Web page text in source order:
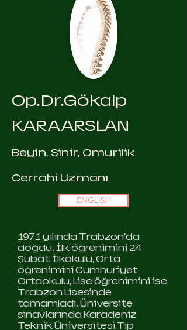
Op.Dr.Gökalp
KARAARSLAN
Beyin, Sinir, Omurilik
Cerrahi Uzmanı
ENGLISH
1971 yılında Trabzon'da
doğdu. İlk öğrenimini 24
Şubat İlkokulu, Orta
öğrenimini Cumhuriyet
Ortaokulu, Lise öğrenimini ise
Trabzon Lisesinde
tamamladı. Üniversite
sınavlarında Karadeniz
Teknik Üniversitesi Tıp